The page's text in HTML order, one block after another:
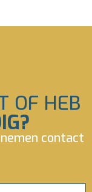
OF HEB
contact